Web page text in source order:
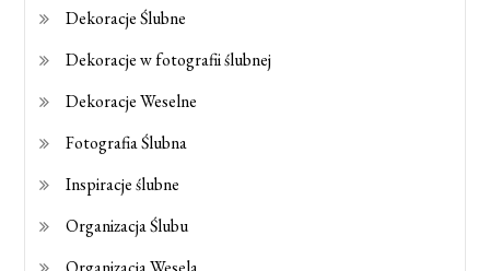
Dekoracje Ślubne
Dekoracje w fotografii ślubnej
Dekoracje Weselne
Fotografia Ślubna
Inspiracje ślubne
Organizacja Ślubu